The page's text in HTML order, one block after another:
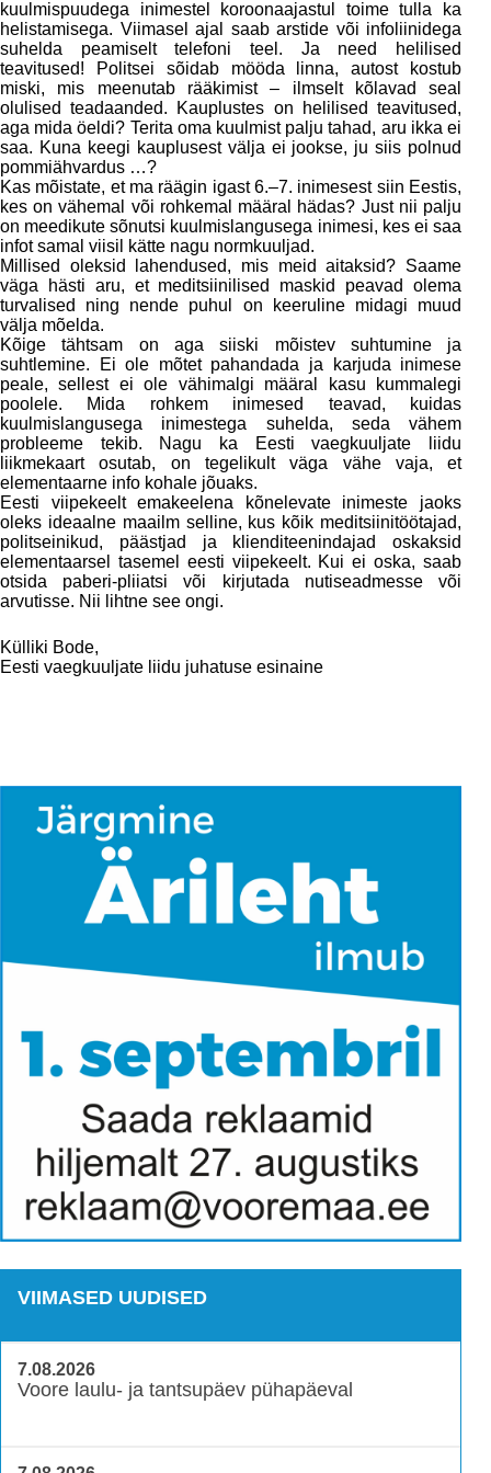
kuulmispuudega inimestel koroonaajastul toime tulla ka
helistamisega. Viimasel ajal saab arstide või infoliinidega
suhelda peamiselt telefoni teel. Ja need helilised
teavitused! Politsei sõidab mööda linna, autost kostub
miski, mis meenutab rääkimist – ilmselt kõlavad seal
olulised teadaanded. Kauplustes on helilised teavitused,
aga mida öeldi? Terita oma kuulmist palju tahad, aru ikka ei
saa. Kuna keegi kauplusest välja ei jookse, ju siis polnud
pommiähvardus …?
Kas mõistate, et ma räägin igast 6.–7. inimesest siin Eestis,
kes on vähemal või rohkemal määral hädas? Just nii palju
on meedikute sõnutsi kuulmislangusega inimesi, kes ei saa
infot samal viisil kätte nagu normkuuljad.
Millised oleksid lahendused, mis meid aitaksid? Saame
väga hästi aru, et meditsiinilised maskid peavad olema
turvalised ning nende puhul on keeruline midagi muud
välja mõelda.
Kõige tähtsam on aga siiski mõistev suhtumine ja
suhtlemine. Ei ole mõtet pahandada ja karjuda inimese
peale, sellest ei ole vähimalgi määral kasu kummalegi
poolele. Mida rohkem inimesed teavad, kuidas
kuulmislangusega inimestega suhelda, seda vähem
probleeme tekib. Nagu ka Eesti vaegkuuljate liidu
liikmekaart osutab, on tegelikult väga vähe vaja, et
elementaarne info kohale jõuaks.
Eesti viipekeelt emakeelena kõnelevate inimeste jaoks
oleks ideaalne maailm selline, kus kõik meditsiinitöötajad,
politseinikud, päästjad ja klienditeenindajad oskaksid
elementaarsel tasemel eesti viipekeelt. Kui ei oska, saab
otsida paberi-pliiatsi või kirjutada nutiseadmesse või
arvutisse. Nii lihtne see ongi.
Külliki Bode,
Eesti vaegkuuljate liidu juhatuse esinaine
VIIMASED UUDISED
7.08.2026
Voore laulu- ja tantsupäev pühapäeval